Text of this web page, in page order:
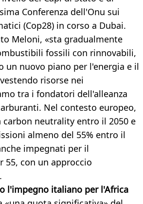
Conferenza dell'Onu sui
(Cop28) in corso a Dubai.
Meloni, «sta gradualmente
fossili con rinnovabili,
un nuovo piano per l'energia e il
risorse nei
tra i fondatori dell'alleanza
Nel contesto europeo,
carbon neutrality entro il 2050 e
almeno del 55% entro il
impegnati per il
55, con un approccio
l'impegno italiano per l'Africa